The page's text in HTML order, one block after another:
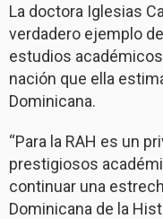
La doctora Iglesias
verdadero ejemplo
estudios
nación que ella
Dominicana.
“Para la RAH es un
prestigiosos
continuar una
Dominicana de la